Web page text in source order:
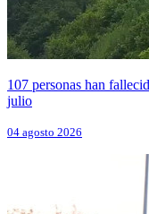
107 personas han
julio
04 agosto 2026